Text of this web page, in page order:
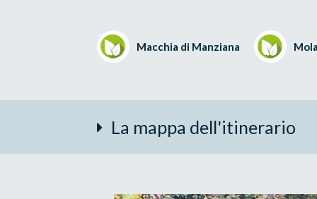
Macchia di Manziana
La mappa dell'itinerario